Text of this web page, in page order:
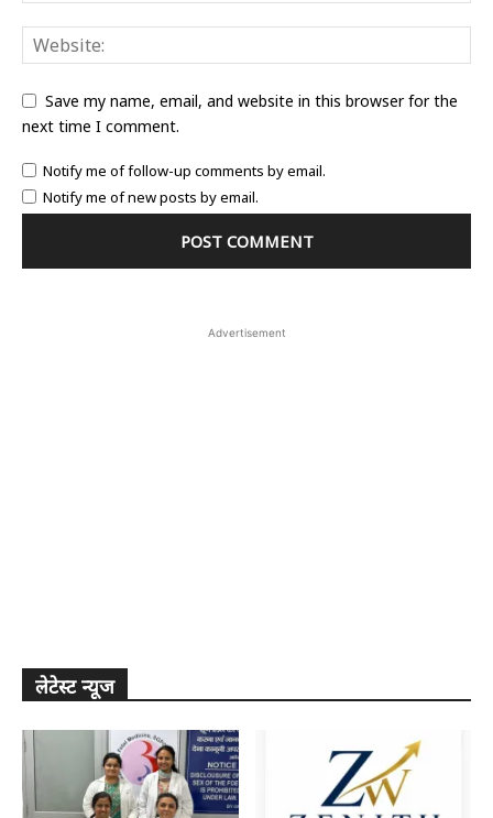
Save my name, email, and website in this browser for the
next time I comment.
Notify me of follow-up comments by email.
Notify me of new posts by email.
Advertisement
लेटेस्ट न्यूज